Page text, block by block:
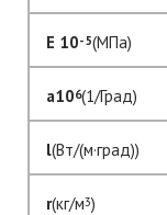
E 10- 5(МПа)
a106(1/Град)
l(Вт/(м·град))
r(кг/м3)